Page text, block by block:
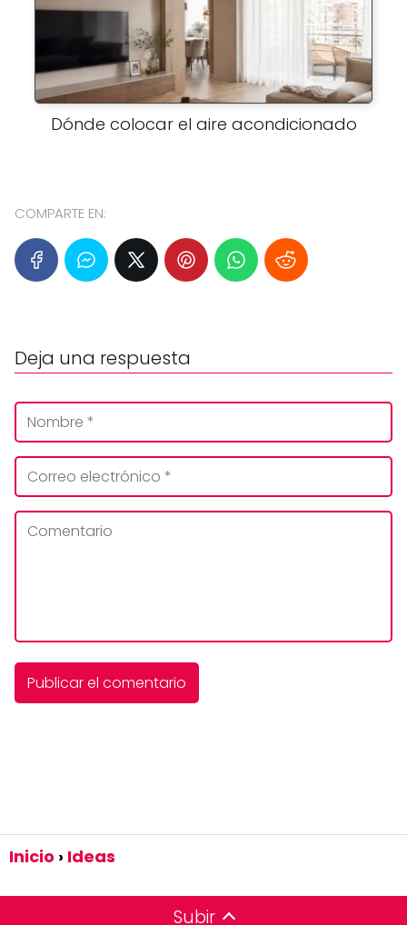
Dónde colocar el aire acondicionado
COMPARTE EN:
Deja una respuesta
Inicio Ideas
Subir